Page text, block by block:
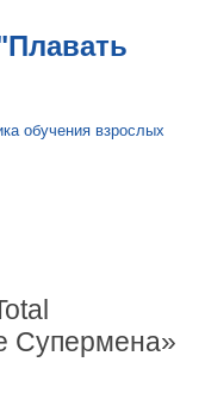
обучения взрослых
Супермена»